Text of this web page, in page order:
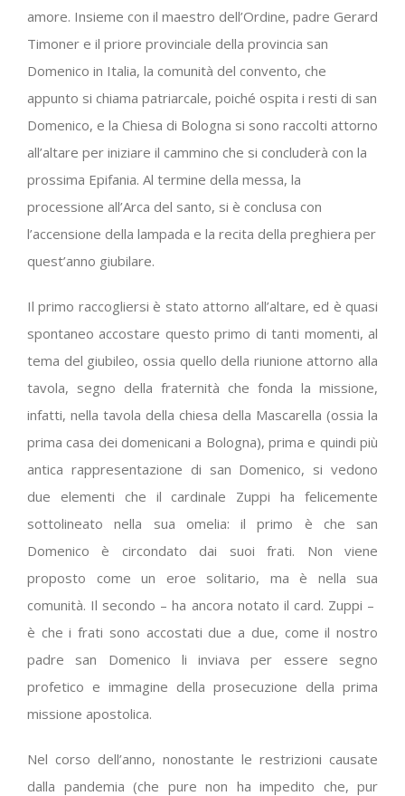
amore. Insieme con il maestro dell’Ordine, padre Gerard
Timoner e il priore provinciale della provincia san
Domenico in Italia, la comunità del convento, che
appunto si chiama patriarcale, poiché ospita i resti di san
Domenico, e la Chiesa di Bologna si sono raccolti attorno
all’altare per iniziare il cammino che si concluderà con la
prossima Epifania. Al termine della messa, la
processione all’Arca del santo, si è conclusa con
l’accensione della lampada e la recita della preghiera per
quest’anno giubilare.
Il primo raccogliersi è stato attorno all’altare, ed è quasi
spontaneo accostare questo primo di tanti momenti, al
tema del giubileo, ossia quello della riunione attorno alla
tavola, segno della fraternità che fonda la missione,
infatti, nella tavola della chiesa della Mascarella (ossia la
prima casa dei domenicani a Bologna), prima e quindi più
antica rappresentazione di san Domenico, si vedono
due elementi che il cardinale Zuppi ha felicemente
sottolineato nella sua omelia: il primo è che san
Domenico è circondato dai suoi frati. Non viene
proposto come un eroe solitario, ma è nella sua
comunità. Il secondo – ha ancora notato il card. Zuppi –
è che i frati sono accostati due a due, come il nostro
padre san Domenico li inviava per essere segno
profetico e immagine della prosecuzione della prima
missione apostolica.
Nel corso dell’anno, nonostante le restrizioni causate
dalla pandemia (che pure non ha impedito che, pur